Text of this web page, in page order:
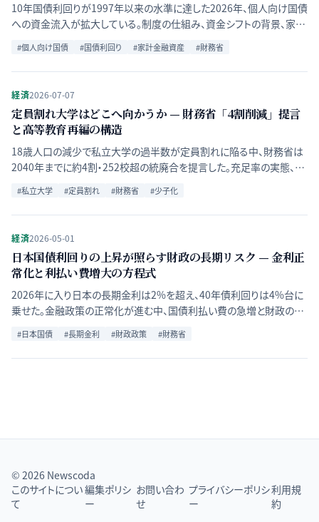
10年国債利回りが1997年以来の水準に達した2026年、個人向け国債
への資金流入が拡大している。制度の仕組み、資金シフトの背景、家計
#個人向け国債 #国債利回り #家計金融資産 #財務省
経済2026-07-07
定員割れ大学はどこへ向かうか — 財務省「4割削減」提言
と高等教育再編の構造
18歳人口の減少で私立大学の過半数が定員割れに陥る中、財務省は
2040年までに約4割・252校超の統廃合を提言した。充足率の実態、補
#私立大学 #定員割れ #財務省 #少子化
経済2026-05-01
日本国債利回りの上昇が照らす財政の長期リスク — 金利正
常化と利払い費増大の方程式
2026年に入り日本の長期金利は2%を超え、40年債利回りは4%台に
乗せた。金融政策の正常化が進む中、国債利払い費の急増と財政の持
続可能性への問いが現実味を持ち始めている。
#日本国債 #長期金利 #財政政策 #財務省
© 2026 Newscoda
このサイトについ
て
編集ポリシ
ー
お問い合わ
せ
プライバシーポリシ
ー
利用規
約